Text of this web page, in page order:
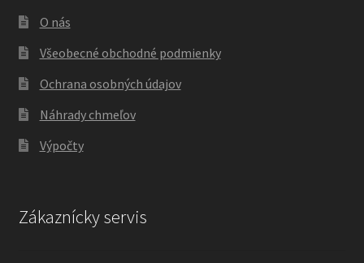
O nás
Všeobecné obchodné podmienky
Ochrana osobných údajov
Náhrady chmeľov
Výpočty
Zákaznícky servis